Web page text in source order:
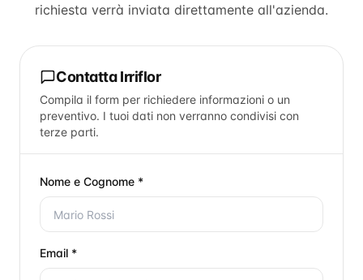
richiesta verrà inviata direttamente all'azienda.
ContattaIrriflor
Compila il form per richiedere informazioni o un
preventivo. I tuoi dati non verranno condivisi con
terze parti.
Nome e Cognome *
Email *